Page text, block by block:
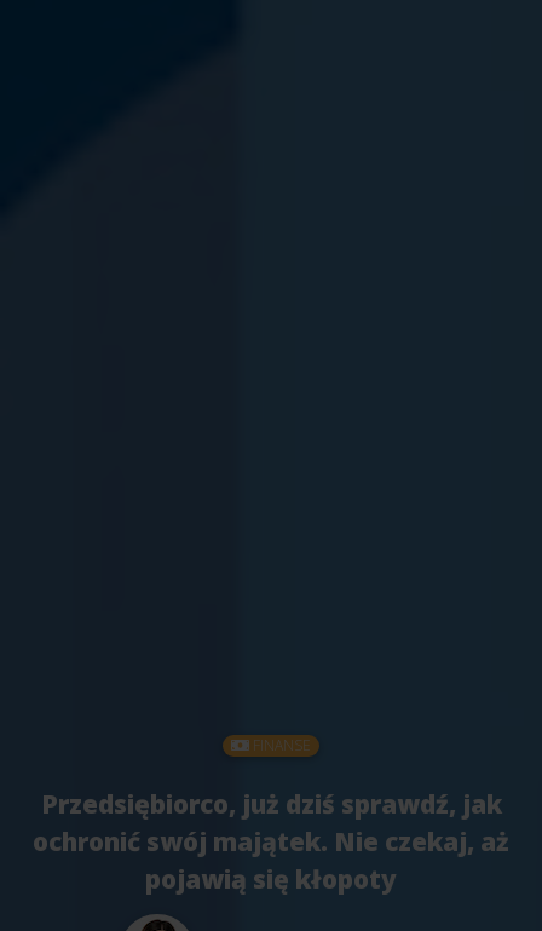
FINANSE
Przedsiębiorco, już dziś sprawdź, jak
ochronić swój majątek. Nie czekaj, aż
pojawią się kłopoty